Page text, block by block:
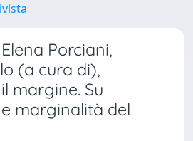
Porciani,
(a cura di),
margine. Su
marginalità del